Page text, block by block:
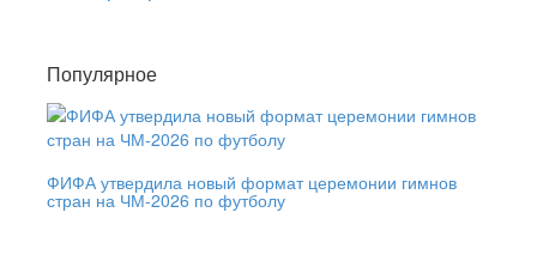
Популярное
ФИФА утвердила новый формат церемонии гимнов
стран на ЧМ-2026 по футболу